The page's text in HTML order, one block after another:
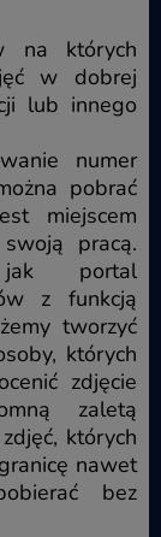
na których
w dobrej
lub innego
numer
pobrać
miejscem
pracą.
portal
z funkcją
tworzyć
których
zdjęcie
zaletą
których
nawet
bez